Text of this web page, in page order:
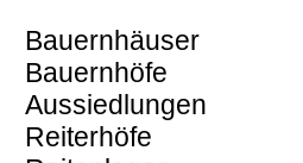
Bauernhäuser
Bauernhöfe
Aussiedlungen
Reiterhöfe